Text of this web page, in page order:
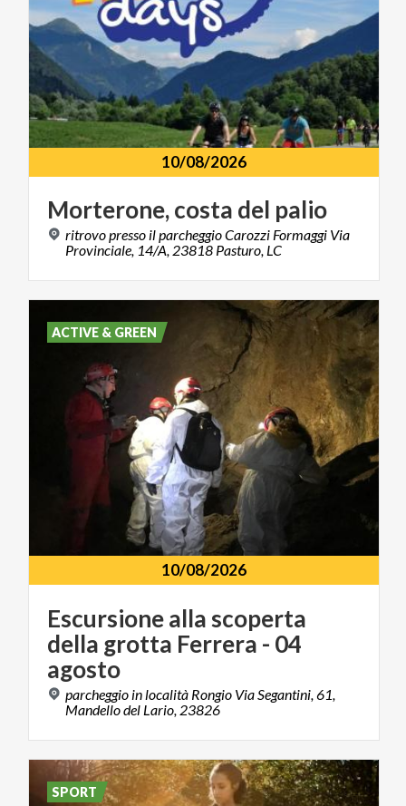
10/08/2026
Morterone,costa del palio
ritrovo presso il parcheggio Carozzi Formaggi Via
Provinciale, 14/A, 23818 Pasturo, LC
10/08/2026
Escursione alla scoperta
della grotta Ferrera - 04
agosto
parcheggio in località Rongio Via Segantini, 61,
Mandello del Lario, 23826
ACTIVE & GREEN
SPORT